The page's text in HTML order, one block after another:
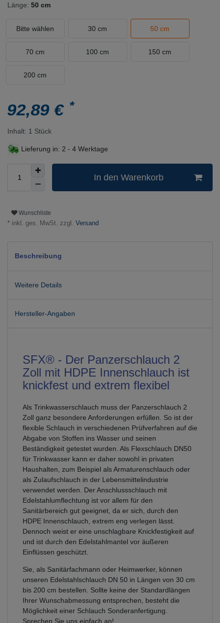
Länge: 50 cm
Bitte wählen 30 cm 50 cm
70 cm 100 cm 150 cm
200 cm
92,89 €*
Inhalt: 1 Stück
Lieferung in: 2 - 4 Werktage
In den Warenkorb
Wunschliste
* inkl. ges. MwSt. zzgl. Versand
Beschreibung
Weitere Details
Hersteller-Angaben
SFX® - Der Panzerschlauch 2
Zoll mit HDPE Innenschlauch ist
knickfest und extrem flexibel
Als Trinkwasserschlauch muss der Panzerschlauch 2
Zoll ganz besondere Anforderungen erfüllen. So ist der
flexible Schlauch in verschiedenen Prüfverfahren auf die
Abgabe von Stoffen ins Wasser und seinen
Beständigkeit getestet wurden. Als Flexschlauch DN50
für Trinkwasser kann er daher sowohl in privaten
Haushalten, zum Beispiel als Armaturenschlauch oder
als Zulaufschlauch in der Lebensmittelindustrie
verwendet werden. Der Anschlussschlauch mit
Edelstahlumflechtung ist vor allem für den
Sanitärbereich gut geeignet, da er sich, durch den
HDPE Innenschlauch, extrem eng verlegen lässt.
Dennoch weist er eine unschlagbare Knickfestigkeit auf
und ist durch den Edelstahlmantel vor äußeren
Einflüssen geschützt.
Sie, als Sanitärfachmann oder Heimwerker, können
unseren Edelstahlschlauch DN 50 in Längen von 30 cm
bis 200 cm bestellen. Sollte keine der Standardlängen
Ihrer Wunschabmessung entsprechen, besteht die
Möglichkeit einer Schlauch Sonderanfertigung.
Sprechen Sie uns einfach an!